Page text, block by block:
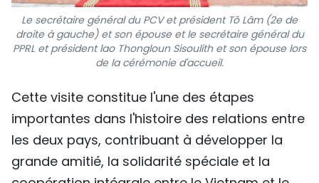
Le secrétaire général du PCV et président Tô Lâm (2e de
droite à gauche) et son épouse et le secrétaire général du
PPRL et président lao Thongloun Sisoulith et son épouse lors
de la cérémonie d'accueil.
Cette visite constitue l'une des étapes
importantes dans l'histoire des relations entre
les deux pays, contribuant à développer la
grande amitié, la solidarité spéciale et la